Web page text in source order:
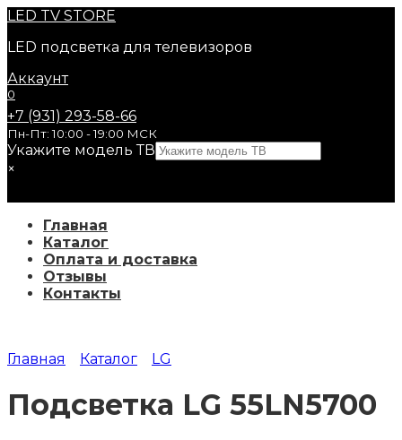
Перейти
содержанию
LED TV STORE
LED подсветка для телевизоров
Аккаунт
0
+7 (931) 293-58-66
Пн-Пт: 10:00 - 19:00 МСК
Укажите модель ТВ
×
Главная
Каталог
Оплата и доставка
Отзывы
Контакты
Главная Каталог LG
Подсветка LG 55LN5700